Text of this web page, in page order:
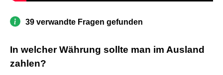
39 verwandte Fragen gefunden
In welcher Währung sollte man im Ausland
zahlen?